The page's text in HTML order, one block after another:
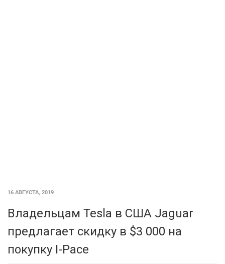
16 АВГУСТА, 2019
Владельцам Tesla в США Jaguar
предлагает скидку в $3 000 на
покупку I-Pace